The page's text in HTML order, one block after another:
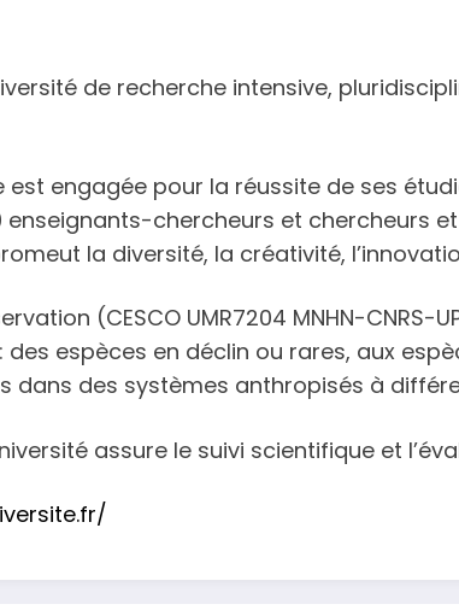
de recherche intensive,
engagée pour la réussite de ses
enseignants-chercheurs et chercheurs
la diversité, la créativité,
(CESCO UMR7204 MNHN-
espèces en déclin ou rares, aux
des systèmes anthropisés à
assure le suivi scientifique et